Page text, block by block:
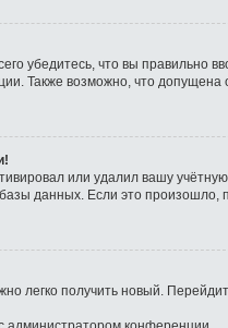
убедитесь, что вы правильно
Также возможно, что
или удалил вашу
данных. Если это произошло,
легко получить новый.